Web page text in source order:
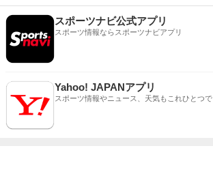
スポーツナビ公式アプリ
スポーツ情報ならスポーツナビアプリ
Yahoo! JAPANアプリ
スポーツ情報やニュース、天気もこれひとつで